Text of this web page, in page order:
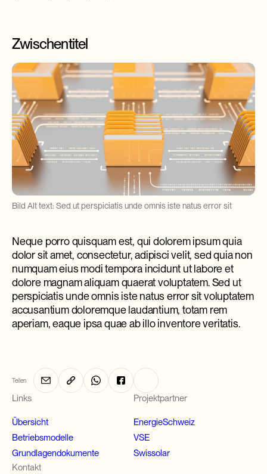
Zwischentitel
Bild Alt text: Sed ut perspiciatis unde omnis iste natus error sit
Neque porro quisquam est, qui dolorem ipsum quia
dolor sit amet, consectetur, adipisci velit, sed quia non
numquam eius modi tempora incidunt ut labore et
dolore magnam aliquam quaerat voluptatem. Sed ut
perspiciatis unde omnis iste natus error sit voluptatem
accusantium doloremque laudantium, totam rem
aperiam, eaque ipsa quae ab illo inventore veritatis.
Teilen
Links
Übersicht
Betriebsmodelle
Grundlagendokumente
Projektpartner
EnergieSchweiz
VSE
Swissolar
Kontakt